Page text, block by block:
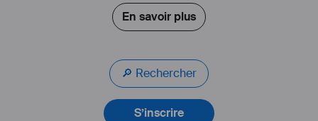
En savoir plus
🔎 Rechercher
S’inscrire
#communication.
Plutôt que de proposer une vision standard des
rajouter notre vision artistique à tous nos projets.
Pour cela un soin particulier est apporté au traitement de l'image
ainsi qu'à la direction des "acteurs" à l'écran.